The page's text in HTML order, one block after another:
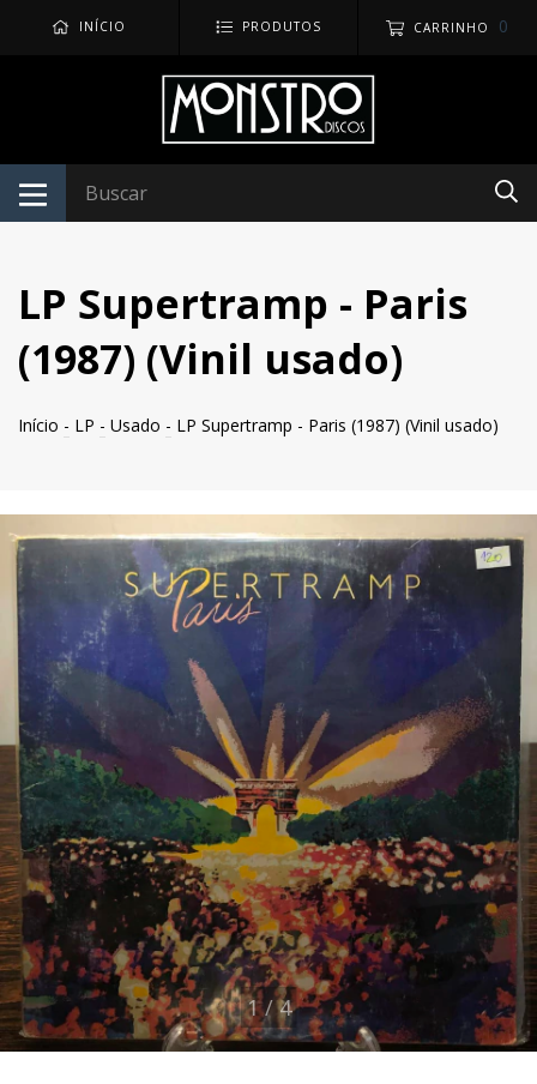
INÍCIO PRODUTOS CARRINHO 0
LP Supertramp - Paris
(1987) (Vinil usado)
Início - LP - Usado - LP Supertramp - Paris (1987) (Vinil usado)
1/4